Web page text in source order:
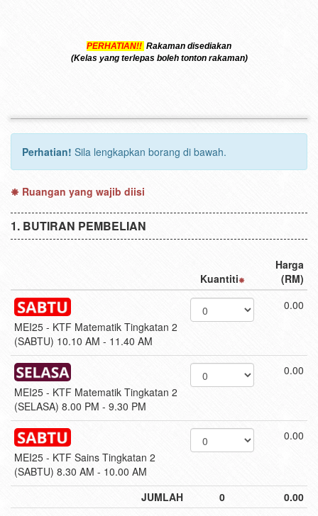
PERHATIAN!! Rakaman disediakan
(Kelas yang terlepas boleh tonton rakaman)
Perhatian! Sila lengkapkan borang di bawah.
Ruangan yang wajib diisi
BUTIRAN PEMBELIAN
Kuantiti
Harga
(RM)
MEI25 - KTF Matematik Tingkatan 2
(SABTU) 10.10 AM - 11.40 AM
0.00
MEI25 - KTF Matematik Tingkatan 2
(SELASA) 8.00 PM - 9.30 PM
0.00
MEI25 - KTF Sains Tingkatan 2
(SABTU) 8.30 AM - 10.00 AM
0.00
JUMLAH 0 0.00